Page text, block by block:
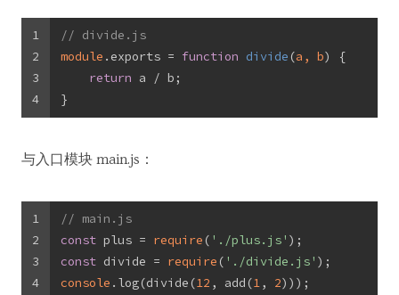
1
2
3
4
// divide.js
module .exports = function divide (a, b)
{
return a / b;
}
与入口模块 main.js：
1
2
3
4
// main.js
const plus = require ( './plus.js' );
const divide = require ( './divide.js' );
console .log(divide(12 , add(1, 2)));